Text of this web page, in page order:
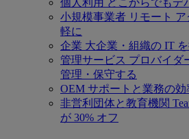
個人利用 どこからでもデ
小規模事業者 リモート
軽に
企業 大企業・組織の IT
管理サービス プロバイダ
管理・保守する
OEM サポートと業務の効
非営利団体と教育機関
が 30% オフ